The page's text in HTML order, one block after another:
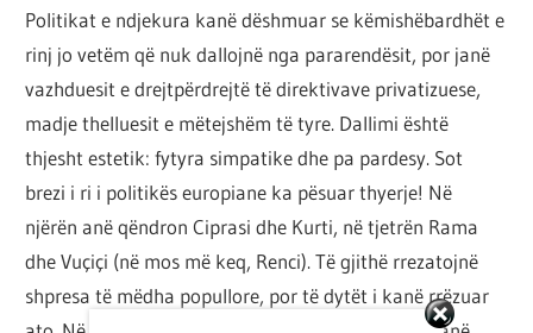
Politikat e ndjekura kanë dëshmuar se këmishëbardhët e
rinj jo vetëm që nuk dallojnë nga pararendësit, por janë
vazhduesit e drejtpërdrejtë të direktivave privatizuese,
madje thelluesit e mëtejshëm të tyre. Dallimi është
thjesht estetik: fytyra simpatike dhe pa pardesy. Sot
brezi i ri i politikës europiane ka pësuar thyerje! Në
njërën anë qëndron Ciprasi dhe Kurti, në tjetrën Rama
dhe Vuçiçi (në mos më keq, Renci). Të gjithë rrezatojnë
shpresa të mëdha popullore, por të dytët i kanë rrëzuar